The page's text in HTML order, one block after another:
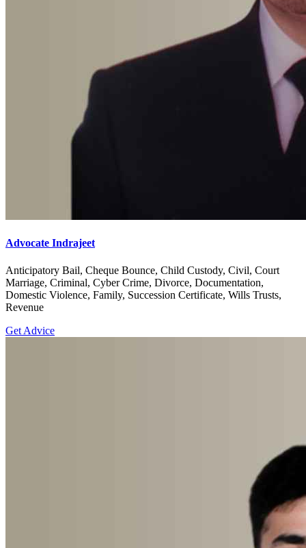
Advocate Indrajeet
Anticipatory Bail, Cheque Bounce, Child Custody, Civil, Court
Marriage, Criminal, Cyber Crime, Divorce, Documentation,
Domestic Violence, Family, Succession Certificate, Wills Trusts,
Revenue
Get Advice